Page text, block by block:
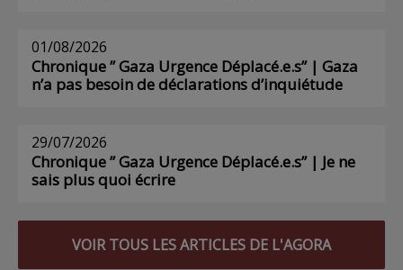
01/08/2026
Chronique ” Gaza Urgence Déplacé.e.s” | Gaza
n’a pas besoin de déclarations d’inquiétude
29/07/2026
Chronique ” Gaza Urgence Déplacé.e.s” | Je ne
sais plus quoi écrire
VOIR TOUS LES ARTICLES DE L'AGORA